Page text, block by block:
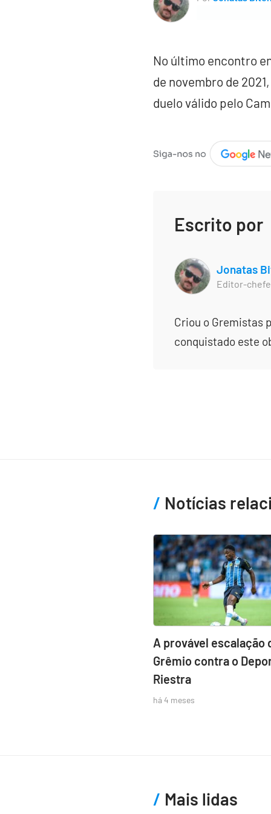
No último encontro
de novembro de
duelo válido pelo
Escrito por
Jonatas
Editor-chefe
Criou o Gremistas
conquistado este
Notícias
A provável escalação
Grêmio contra o
Riestra
há 4 meses
Mais lidas